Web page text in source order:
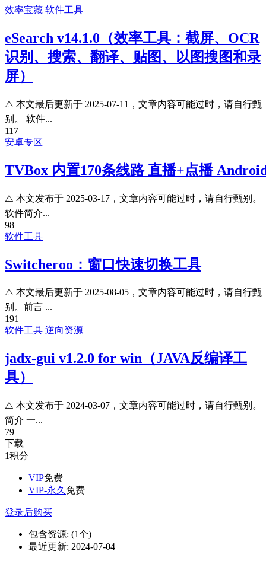
效率宝藏 软件工具
eSearch v14.1.0（效率工具：截屏、OCR
识别、搜索、翻译、贴图、以图搜图和录
屏）
⚠️ 本文最后更新于 2025-07-11，文章内容可能过时，请自行甄
别。 软件...
117
安卓专区
TVBox 内置170条线路 直播+点播
⚠️ 本文发布于 2025-03-17，文章内容可能过时，请自行甄别。
软件简介...
98
软件工具
Switcheroo：窗口快速切换工具
⚠️ 本文最后更新于 2025-08-05，文章内容可能过时，请自行甄
别。前言 ...
191
软件工具 逆向资源
jadx-gui v1.2.0 for win（JAVA反编译工
具）
⚠️ 本文发布于 2024-03-07，文章内容可能过时，请自行甄别。
简介 一...
79
下载
1积分
VIP免费
VIP-永久 免费
登录后购买
包含资源: (1个)
最近更新: 2024-07-04